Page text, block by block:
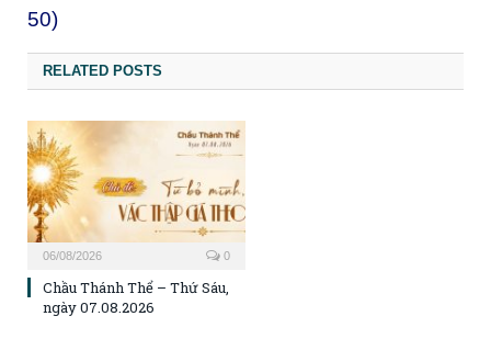
50)
RELATED POSTS
06/08/2026 0
Chầu Thánh Thể – Thứ Sáu,
ngày 07.08.2026